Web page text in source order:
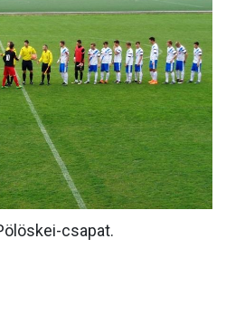
KLUB
ÉLMÉNYEK
csapat.